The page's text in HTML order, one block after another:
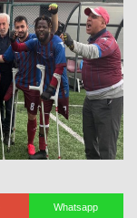
Whatsapp
FOTO GALERİ
VİDEO GALERİ
KÜNYE